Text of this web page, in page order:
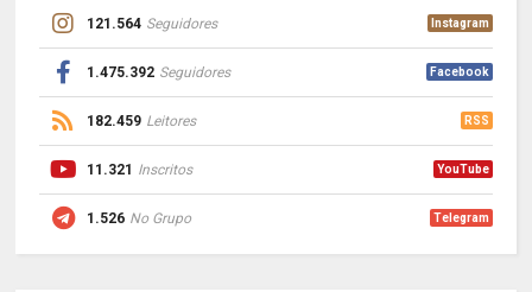
121.564 Seguidores Instagram
1.475.392 Seguidores Facebook
182.459 Leitores RSS
11.321 Inscritos YouTube
1.526 No Grupo Telegram